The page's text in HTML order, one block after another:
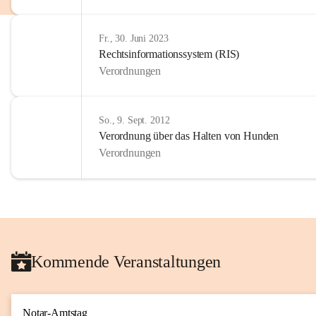
Fr., 30. Juni 2023
Rechtsinformationssystem (RIS)
Verordnungen
So., 9. Sept. 2012
Verordnung über das Halten von Hunden
Verordnungen
Kommende Veranstaltungen
Notar-Amtstag